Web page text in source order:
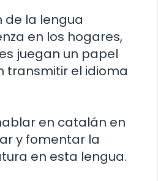
de la lengua
en los hogares,
juegan un papel
transmitir el idioma
en catalán en
y fomentar la
en esta lengua.